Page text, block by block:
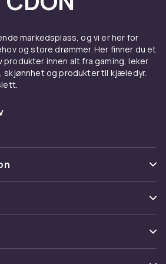
Velg en modell med
komfort ved lengre
og kontorstoler
spesialdesignede for lange
og gir støtte til nakke, rygg
utformet og har
å passe til ulike
gyngestoler og
som er lette å
markedsplass, og vi er her for
og store drømmer. Her finner du et
innen alt fra gaming, leker
skjønnhet og produkter til kjæledyr.